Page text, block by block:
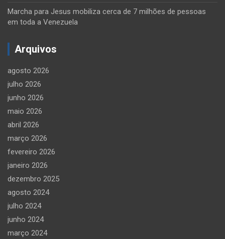
Marcha para Jesus mobiliza cerca de 7 milhões de pessoas
em toda a Venezuela
Arquivos
agosto 2026
julho 2026
junho 2026
maio 2026
abril 2026
março 2026
fevereiro 2026
janeiro 2026
dezembro 2025
agosto 2024
julho 2024
junho 2024
março 2024